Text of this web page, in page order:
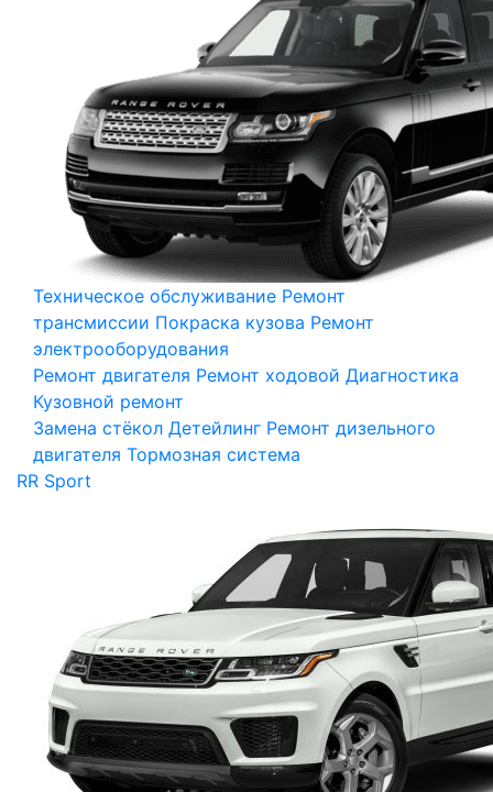
Техническое обслуживание Ремонт
трансмиссии Покраска кузова Ремонт
электрооборудования
Ремонт двигателя Ремонт ходовой Диагностика
Кузовной ремонт
Замена стёкол Детейлинг Ремонт дизельного
двигателя Тормозная система
RR Sport